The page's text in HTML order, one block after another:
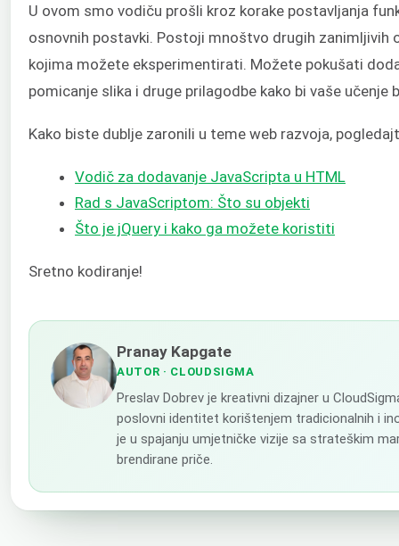
U ovom smo vodiču prošli kroz korake postavljanja
osnovnih postavki. Postoji mnoštvo drugih zanimljivih
kojima možete eksperimentirati. Možete pokušati
pomicanje slika i druge prilagodbe kako bi vaše učenje
Kako biste dublje zaronili u teme web razvoja,
Vodič za dodavanje JavaScripta u HTML
Rad s JavaScriptom: Što su objekti
Što je jQuery i kako ga možete koristiti
Sretno kodiranje!
Pranay Kapgate
AUTOR · CLOUDSIGMA
Preslav Dobrev je kreativni dizajner u
poslovni identitet korištenjem tradicionalnih i
je u spajanju umjetničke vizije sa strateškim
brendirane priče.